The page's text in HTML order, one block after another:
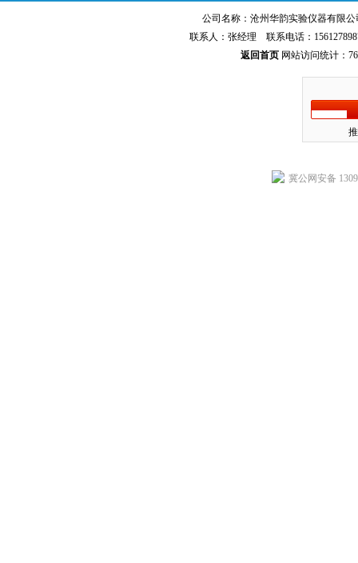
公司名称：沧州华韵实验仪器有限
联系人：张经理 联系电话：
返回首页网站访问统计：
冀公网安备